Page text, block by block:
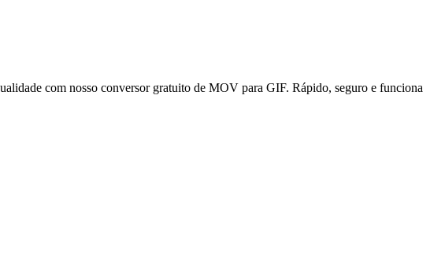
com nosso conversor gratuito de MOV para GIF. Rápido, seguro e funciona